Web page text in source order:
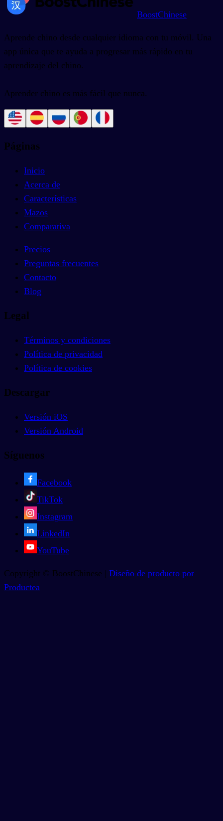
BoostChinese
Aprende chino desde cualquier idioma con tu móvil. Una
app única que te ayuda a progresar más rápido en tu
aprendizaje del chino.
Aprender chino es más fácil que nunca.
Páginas
Inicio
Acerca de
Características
Mazos
Comparativa
Precios
Preguntas frecuentes
Contacto
Blog
Legal
Términos y condiciones
Política de privacidad
Política de cookies
Descargar
Versión iOS
Versión Android
Síguenos
Facebook
TikTok
Instagram
LinkedIn
YouTube
Copyright © BoostChinese | Diseño de producto por
Productea